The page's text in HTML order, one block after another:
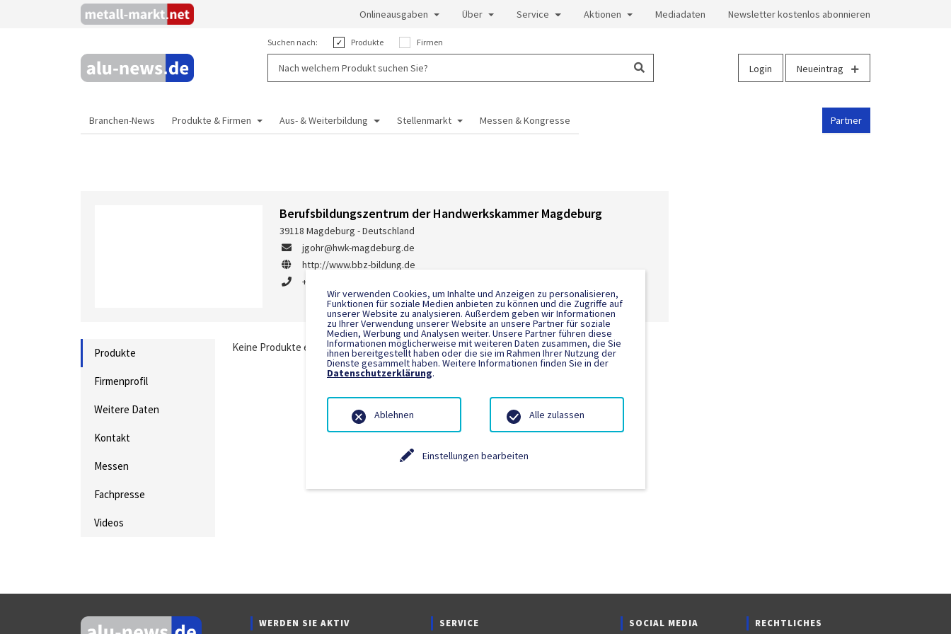
Onlineausgaben Über Service Aktionen Mediadaten Newsletter kostenlos abonnieren
Suchen nach: Produkte Firmen
Login Neueintrag
Branchen-News Produkte & Firmen Aus- & Weiterbildung Stellenmarkt Messen & Kongresse Partner
Berufsbildungszentrum der Handwerkskammer Magdeburg
39118 Magdeburg - Deutschland
jgohr@hwk-magdeburg.de
http://www.bbz-bildung.de
+49 0391 6268173
Produkte
Firmenprofil
Weitere Daten
Kontakt
Messen
Fachpresse
Videos
Keine Produkte eingetragen.
WERDEN SIE AKTIV SERVICE SOCIAL MEDIA RECHTLICHES
Wir verwenden Cookies, um Inhalte und Anzeigen zu personalisieren,
Funktionen für soziale Medien anbieten zu können und die Zugriffe auf
unserer Website zu analysieren. Außerdem geben wir Informationen
zu Ihrer Verwendung unserer Website an unsere Partner für soziale
Medien, Werbung und Analysen weiter. Unsere Partner führen diese
Informationen möglicherweise mit weiteren Daten zusammen, die Sie
ihnen bereitgestellt haben oder die sie im Rahmen Ihrer Nutzung der
Dienste gesammelt haben. Weitere Informationen finden Sie in der
Datenschutzerklärung.
Einstellungen bearbeiten
Ablehnen Alle zulassen